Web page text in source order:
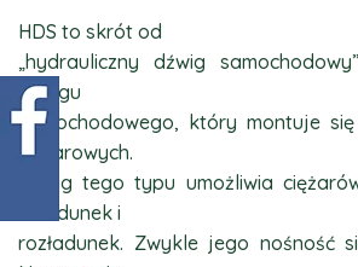
HDS to skrót od
„hydrauliczny dźwig
dźwigu
samochodowego, który montuje
ciężarowych.
Dźwig tego typu umożliwia
załadunek i
rozładunek. Zwykle jego nośność